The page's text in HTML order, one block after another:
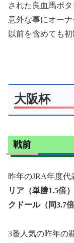
された良血馬ポ
意外な事にオー
以前を含めても初
大阪杯
戦前
昨年のJRA年度
リア（単勝1.5倍）
クドール（同3.7倍
3番人気の昨年の